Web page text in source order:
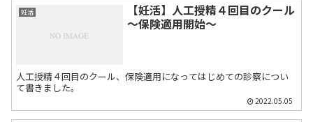
妊活
【妊活】人工授精４回目のクール
～保険適用開始～
人工授精４回目のクール、保険適用になってはじめての診察につい
て書きました。
2022.05.05